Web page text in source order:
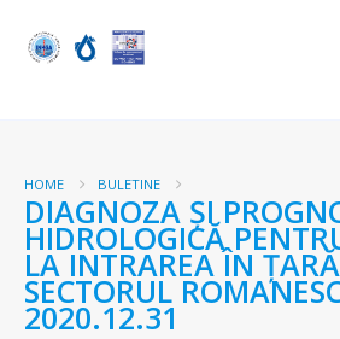
HOME BULETINE
DIAGNOZA ŞI
HIDROLOGICĂ
LA INTRAREA ÎN
SECTORUL
2020.12.31